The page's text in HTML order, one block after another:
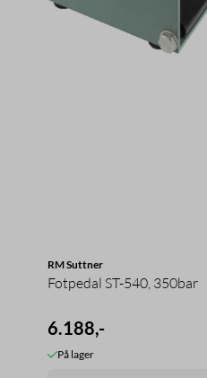
RM Suttner
Fotpedal ST-540, 350bar
6.188,-
På lager